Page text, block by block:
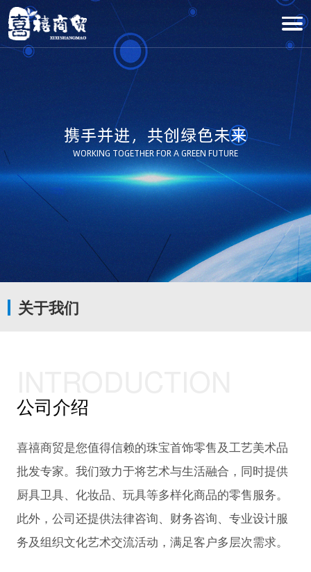
携手并进，共创绿色未来
WORKING TOGETHER FOR A GREEN FUTURE
关于我们
公司介绍
喜禧商贸是您值得信赖的珠宝首饰零售及工艺美术品
批发专家。我们致力于将艺术与生活融合，同时提供
厨具卫具、化妆品、玩具等多样化商品的零售服务。
此外，公司还提供法律咨询、财务咨询、专业设计服
务及组织文化艺术交流活动，满足客户多层次需求。